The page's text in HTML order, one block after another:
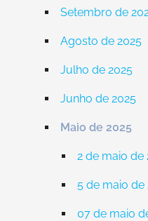
Setembro de
Agosto de 2025
Julho de 2025
Junho de 2025
Maio de 2025
2 de maio de
5 de maio de
07 de maio